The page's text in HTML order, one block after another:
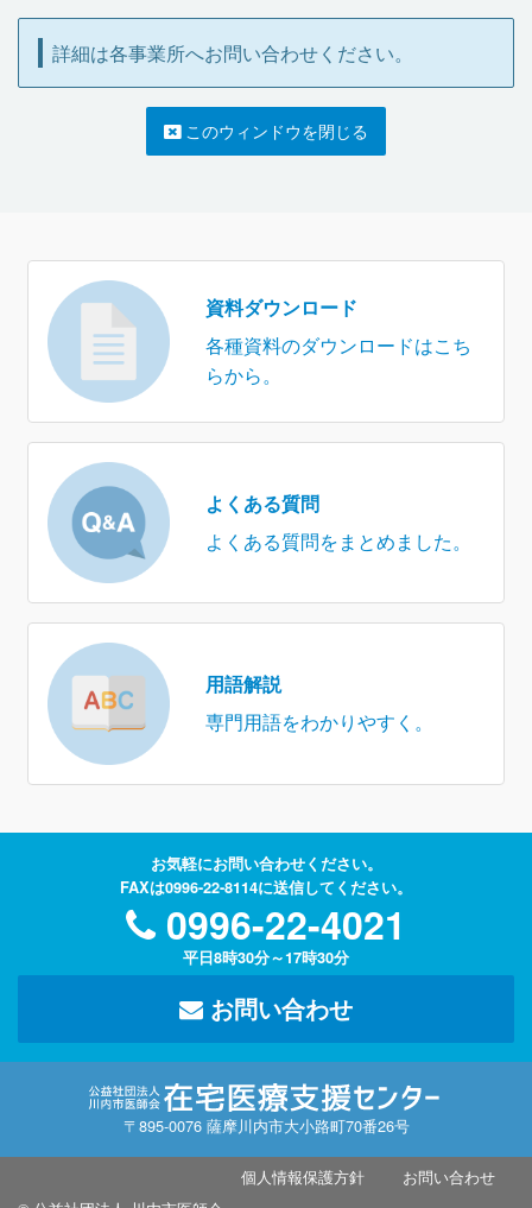
詳細は各事業所へお問い合わせください。
このウィンドウを閉じる
資料ダウンロード
各種資料のダウンロードはこち
らから。
よくある質問
よくある質問をまとめました。
用語解説
専門用語をわかりやすく。
お気軽にお問い合わせください。
FAXは0996-22-8114に送信してください。
0996-22-4021
平日8時30分～17時30分
お問い合わせ
〒895-0076 薩摩川内市大小路町70番26号
個人情報保護方針
お問い合わせ